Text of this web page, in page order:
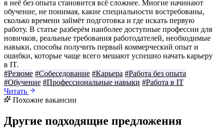
в неё без опыта становится всё сложнее. Многие начинают
обучение, не понимая, какие специальности востребованы,
сколько времени займёт подготовка и где искать первую
работу. В статье разберём наиболее доступные профессии для
новичков, реальные требования работодателей, необходимые
навыки, способы получить первый коммерческий опыт и
ошибки, которые чаще всего мешают успешно начать карьеру
в IT.
#Резюме #Собеседование #Карьера #Работа без опыта
#Обучение #Профессиональные навыки #Работа в IT
Читать
Похожие вакансии
Другие подходящие предложения